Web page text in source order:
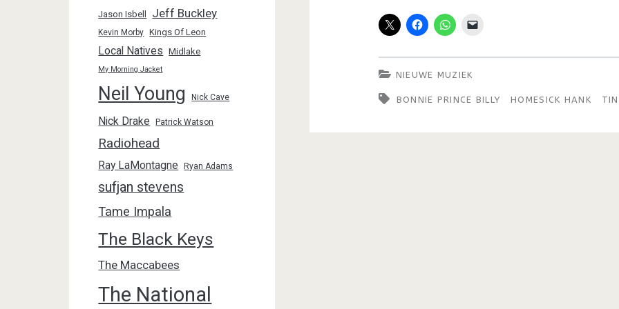
NIEUWE MUZIEK
BONNIE PRINCE BILLY HOMESICK HANK
Jason Isbell Jeff Buckley
Kevin Morby Kings Of Leon
Local Natives Midlake
My Morning Jacket
Neil Young Nick Cave
Nick Drake Patrick Watson
Radiohead
Ray LaMontagne Ryan Adams
sufjan stevens
Tame Impala
The Black Keys
The Maccabees
The National